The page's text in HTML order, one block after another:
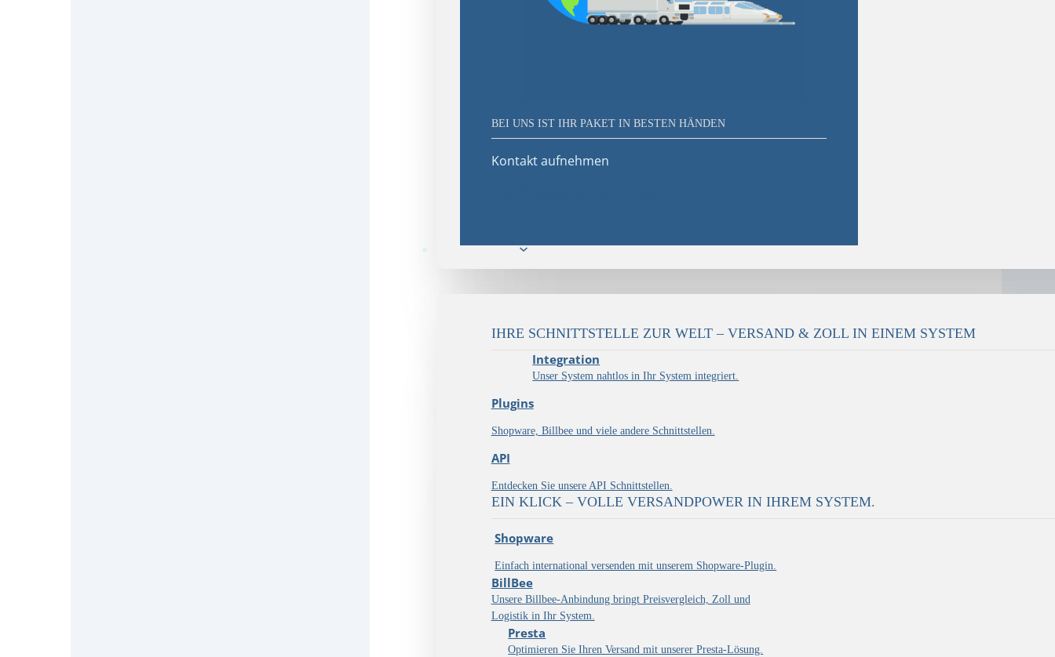
BEI UNS IST IHR PAKET IN BESTEN HÄNDEN
Kontakt aufnehmen
E-Commerce
IHRE SCHNITTSTELLE ZUR WELT – VERSAND & ZOLL IN EINEM SYSTEM
Integration
Unser System nahtlos in Ihr System integriert.
Plugins
Shopware, Billbee und viele andere Schnittstellen.
API
Entdecken Sie unsere API Schnittstellen.
EIN KLICK – VOLLE VERSANDPOWER IN IHREM SYSTEM.
Shopware
Einfach international versenden mit unserem Shopware-Plugin.
BillBee
Unsere Billbee-Anbindung bringt Preisvergleich, Zoll und
Logistik in Ihr System.
Presta
Optimieren Sie Ihren Versand mit unserer Presta-Lösung.